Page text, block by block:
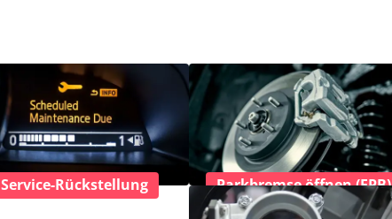
Service-Rückstellung Parkbremse öffnen (EPB)